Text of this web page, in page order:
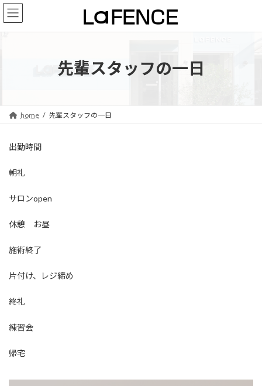
コ
ン
ナ
ビ
先輩スタッフの一日
home 先輩スタッフの一日
出勤時間
朝礼
サロンopen
休憩 お昼
施術終了
片付け、レジ締め
終礼
練習会
帰宅